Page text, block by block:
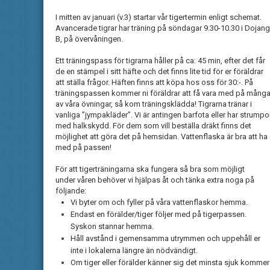
I mitten av januari (v.3) startar vår tigertermin enligt schemat.
Avancerade tigrar har träning på söndagar 9.30-10.30 i Dojang
B, på övervåningen.
Ett träningspass för tigrarna håller på ca: 45 min, efter det får
de en stämpel i sitt häfte och det finns lite tid för er föräldrar
att ställa frågor. Häften finns att köpa hos oss för 30:-. På
träningspassen kommer ni föräldrar att få vara med på många
av våra övningar, så kom träningsklädda! Tigrarna tränar i
vanliga ”jympakläder”. Vi är antingen barfota eller har
med halkskydd. För dem som vill beställa dräkt finns det
möjlighet att göra det på hemsidan. Vattenflaska är bra att ha
med på passen!
För att tigerträningarna ska fungera så bra som möjligt
under våren behöver vi hjälpas åt och tänka extra noga på
följande:
Vi byter om och fyller på våra vattenflaskor hemma.
Endast en förälder/tiger följer med på tigerpassen.
Syskon stannar hemma.
Håll avstånd i gemensamma utrymmen och uppehåll er
inte i lokalerna längre än nödvändigt.
Om tiger eller förälder känner sig det minsta sjuk kommer